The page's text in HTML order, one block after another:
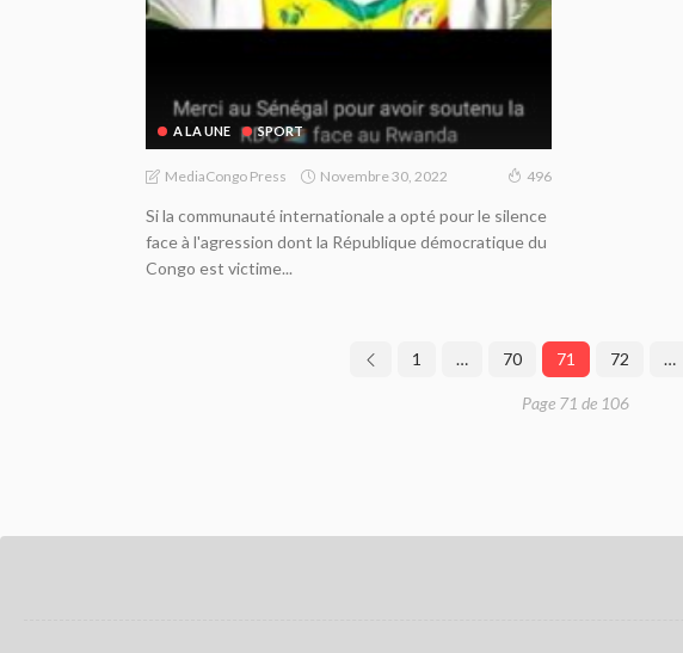
A LA UNE SPORT
MediaCongo Press Novembre 30, 2022 496
Si la communauté internationale a opté pour le silence
face à l'agression dont la République démocratique du
Congo est victime...
1 … 70 71 72 …
Page 71 de 106